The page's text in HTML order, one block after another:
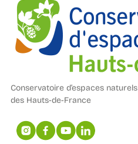
Conservatoire d’espaces naturels
des Hauts-de-France